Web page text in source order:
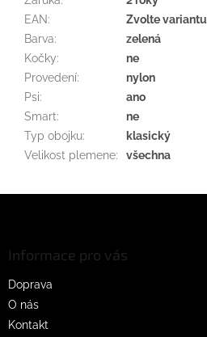
EAN:
Zvolte variantu
Barva:
zelená
Kočky:
ne
Provedení:
nylon
Psi:
ano
Smart:
ne
Typ obojku:
klasický
Velikost plemene: všechna
Informace pro vás
Doprava
O nás
Kontakt